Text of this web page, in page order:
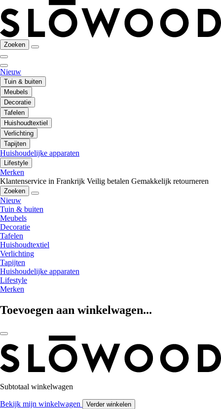
Zoeken
Nieuw
Tuin & buiten
Meubels
Decoratie
Tafelen
Huishoudtextiel
Verlichting
Tapijten
Huishoudelijke apparaten
Lifestyle
Merken
Klantenservice in Frankrijk Veilig betalen Gemakkelijk retourneren
Zoeken
Nieuw
Tuin & buiten
Meubels
Decoratie
Tafelen
Huishoudtextiel
Verlichting
Tapijten
Huishoudelijke apparaten
Lifestyle
Merken
Toevoegen aan winkelwagen...
Subtotaal winkelwagen
Bekijk mijn winkelwagen Verder winkelen